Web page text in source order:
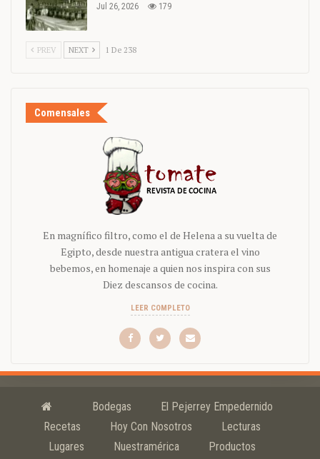
Jul 26, 2026 179
PREV NEXT 1 De 238
Comensales
En magnífico filtro, como el de Helena a su vuelta de
Egipto, desde nuestra antigua cratera el vino
bebemos, en homenaje a quien nos inspira con sus
Diez descansos de cocina.
LEER COMPLETO
Bodegas
El Pejerrey Empedernido
Recetas
Hoy Con Nosotros
Lecturas
Lugares
Nuestramérica Productos